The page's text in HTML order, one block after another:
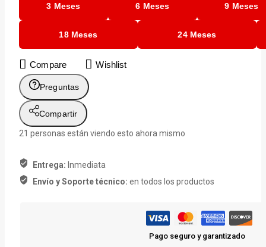
Ram
+
Accesorios
cantidad
3 Meses 6 Meses 9 Meses
18 Meses 24 Meses
Compare Wishlist
Preguntas
Compartir
21 personas están viendo esto ahora mismo
Entrega: Inmediata
Envío y Soporte técnico: en todos los productos
Pago seguro y garantizado